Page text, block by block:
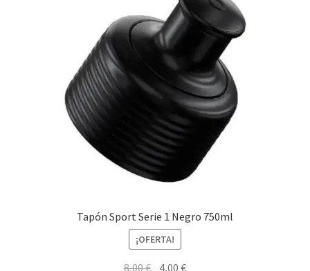
Tapón Sport Serie 1 Negro 750ml
¡OFERTA!
8,00€ El4,00€El